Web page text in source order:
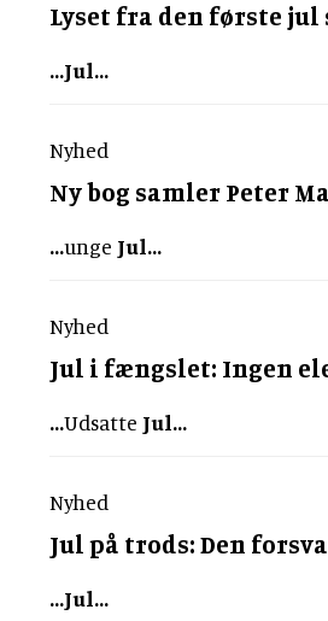
Lyset fra den første jul
...Jul...
Nyhed
...unge Jul...
Nyhed
Jul i fængslet: Ingen
...Udsatte Jul...
Nyhed
Jul på trods: Den forsvarsløse kærlighed
...Jul...